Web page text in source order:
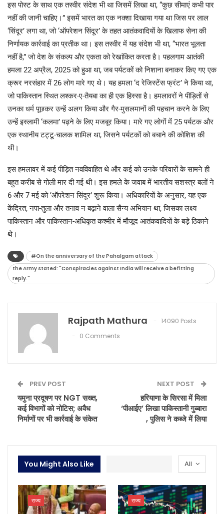
इस पोस्ट के साथ एक तस्वीर संदेश भी था जिसमें लिखा था, “कुछ सीमाएं कभी पार
नहीं की जानी चाहिए।” इसमें भारत का एक नक्शा दिखाया गया था जिस पर लाल
‘सिंदूर’ लगा था, जो ‘ऑपरेशन सिंदूर’ के तहत आतंकवादियों के खिलाफ सेना की
निर्णायक कार्रवाई का प्रतीक था। इस तस्वीर में यह संदेश भी था, “भारत भूलता
नहीं है,” जो देश के संकल्प और एकता को रेखांकित करता है। पहलगाम आतंकी
हमला 22 अप्रैल, 2025 को हुआ था, जब पर्यटकों को निशाना बनाकर किए गए एक
क्रूर नरसंहार में 26 लोग मारे गए थे। यह हमला ‘द रेजिस्टेंस फ्रंट’ ने किया था,
जो पाकिस्तान स्थित लश्कर-ए-तैयबा का ही एक हिस्सा है। हमलावरों ने पीड़ितों से
उनका धर्म पूछकर उन्हें अलग किया और गैर-मुसलमानों की पहचान करने के लिए
उन्हें इस्लामी ‘कलमा’ पढ़ने के लिए मजबूर किया। मारे गए लोगों में 25 पर्यटक और
एक स्थानीय टट्टू-चालक शामिल था, जिसने पर्यटकों को बचाने की कोशिश की
थी।
इस हमलावर में कई पीड़ित नवविवाहित थे और कई को उनके परिवारों के सामने ही
बहुत करीब से गोली मार दी गई थी। इस हमले के जवाब में भारतीय सशस्त्र बलों ने
6 और 7 मई को ‘ऑपरेशन सिंदूर’ शुरू किया। अधिकारियों के अनुसार, यह एक
केंद्रित, नपा-तुला और तनाव न बढ़ाने वाला सैन्य अभियान था, जिसका लक्ष्य
पाकिस्तान और पाकिस्तान-अधिकृत कश्मीर में मौजूद आतंकवादियों के बड़े ठिकाने
थे।
#On the anniversary of the Pahalgam attack
the Army stated: "Conspiracies against India will receive a befitting
reply."
Rajpath Mathura
14090 Posts
0 Comments
PREV POST
यमुना प्रदूषण पर NGT सख्त,
कई विभागों को नोटिस; अवैध
निर्माणों पर भी कार्रवाई के संकेत
NEXT POST
हरियाणा के सिरसा में मिला
‘पीआईए’ लिखा पाकिस्तानी गुब्बारा
, पुलिस ने कब्जे में लिया
All
You Might Also Like
राज्य राज्य